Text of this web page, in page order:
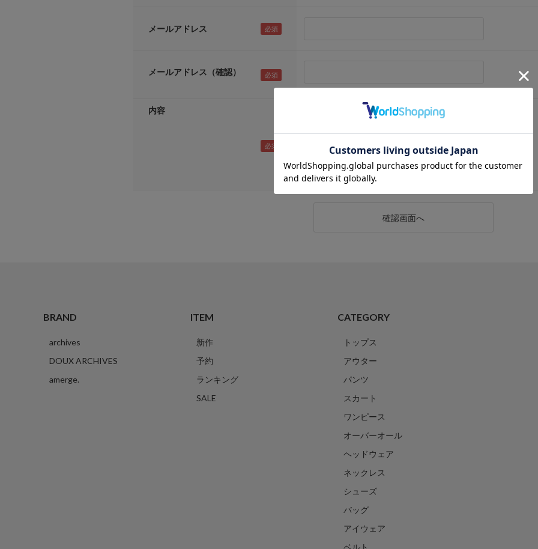
メールアドレス
メールアドレス（確認）
内容
BRAND
archives
DOUX ARCHIVES
amerge.
ITEM
新作
予約
ランキング
SALE
CATEGORY
トップス
アウター
パンツ
スカート
ワンピース
オーバーオール
ヘッドウェア
ネックレス
シューズ
バッグ
アイウェア
ベルト